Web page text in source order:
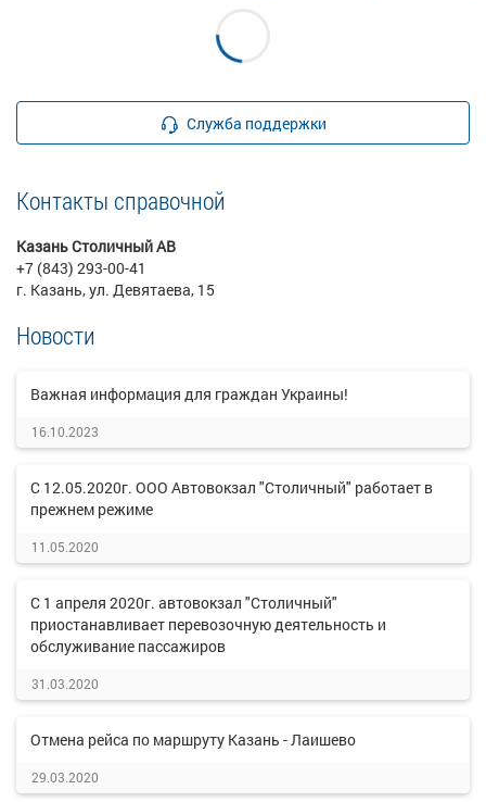
Служба поддержки
Контакты справочной
Казань Столичный АВ
+7 (843) 293-00-41
г. Казань, ул. Девятаева, 15
Новости
Важная информация для граждан Украины!
16.10.2023
С 12.05.2020г. ООО Автовокзал "Столичный" работает в
прежнем режиме
11.05.2020
С 1 апреля 2020г. автовокзал "Столичный"
приостанавливает перевозочную деятельность и
обслуживание пассажиров
31.03.2020
Отмена рейса по маршруту Казань - Лаишево
29.03.2020